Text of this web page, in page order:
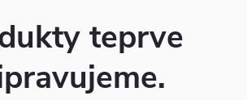
teprve